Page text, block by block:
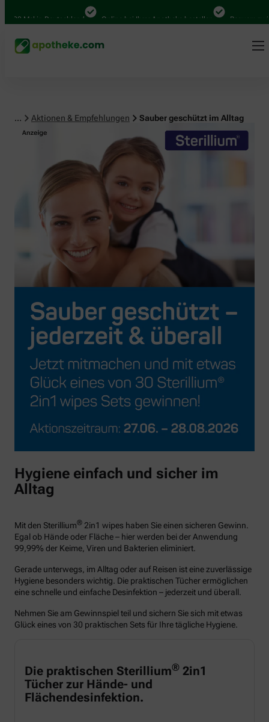
Mal in Deutschland Online bei Ihrer Apotheke bestellen Bequem
... Aktionen & Empfehlungen Sauber geschützt im Alltag
Hygiene einfach und sicher im
Alltag
Mit den Sterillium® 2in1 wipes haben Sie einen sicheren Gewinn.
Egal ob Hände oder Fläche – hier werden bei der Anwendung
99,99% der Keime, Viren und Bakterien eliminiert.
Gerade unterwegs, im Alltag oder auf Reisen ist eine zuverlässige
Hygiene besonders wichtig. Die praktischen Tücher ermöglichen
eine schnelle und einfache Desinfektion – jederzeit und überall.
Nehmen Sie am Gewinnspiel teil und sichern Sie sich mit etwas
Glück eines von 30 praktischen Sets für Ihre tägliche Hygiene.
Die praktischen Sterillium® 2in1
Tücher zur Hände- und
Flächendesinfektion.